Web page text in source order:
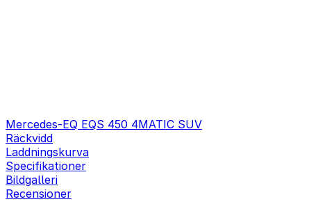
Mercedes-EQ EQS 450 4MATIC SUV
Räckvidd
Laddningskurva
Specifikationer
Bildgalleri
Recensioner